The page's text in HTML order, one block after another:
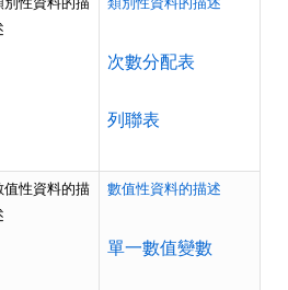
次數分配表
列聯表
值性資料的描
數值性資料的描述
單一數值變數